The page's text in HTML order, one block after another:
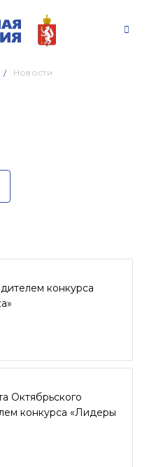
Новости
конкурса
Октябрьского
конкурса «Лидеры